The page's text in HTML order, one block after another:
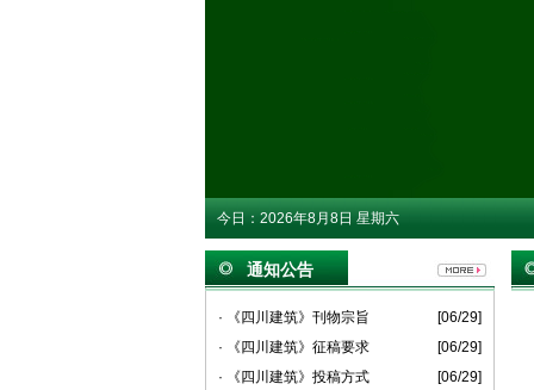
今日： 2026年8月8日 星期六
通知公告
· 《四川建筑》刊物宗旨
[06/29]
· 《四川建筑》征稿要求
[06/29]
· 《四川建筑》投稿方式
[06/29]